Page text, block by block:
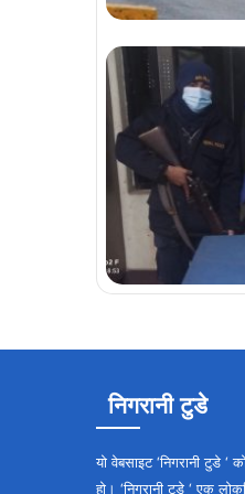
निगरानी टुडे
यो वेबसाइट ‘निगरानी टुडे ‘
हो। ‘निगरानी टुडे ‘ एक